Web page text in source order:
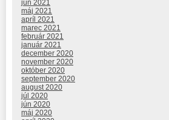
jún 2021
máj 2021
apríl 2021
marec 2021
február 2021
január 2021
december 2020
november 2020
október 2020
september 2020
august 2020
júl 2020
jún 2020
máj 2020